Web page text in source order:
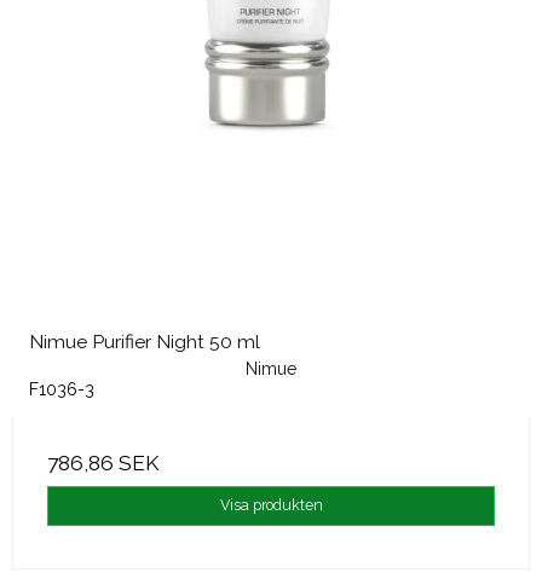
Nimue Purifier Night 50 ml
Nimue
F1036-3
786,86 SEK
Visa produkten